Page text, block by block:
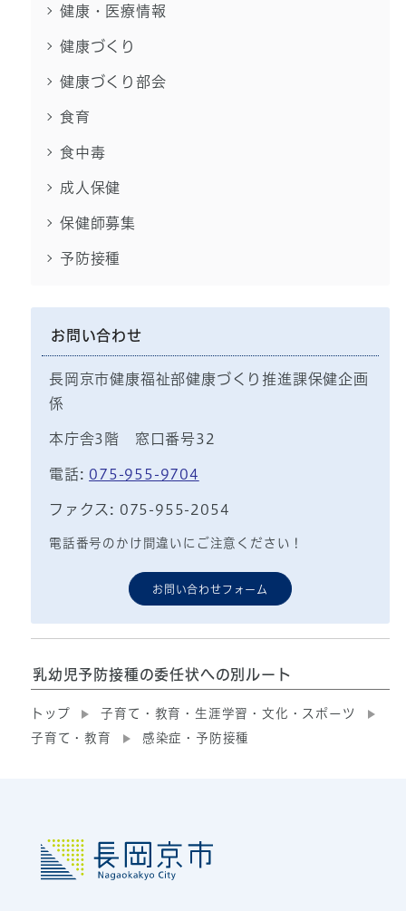
健康・医療情報
健康づくり
健康づくり部会
食育
食中毒
成人保健
保健師募集
予防接種
お問い合わせ
長岡京市健康福祉部健康づくり推進課保健企画
係
本庁舎3階 窓口番号32
電話: 075-955-9704
ファクス: 075-955-2054
電話番号のかけ間違いにご注意ください！
お問い合わせフォーム
乳幼児予防接種の委任状への別ルート
トップ
子育て・教育・生涯学習・文化・スポーツ
子育て・教育
感染症・予防接種